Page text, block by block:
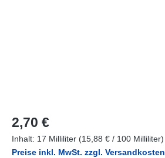
Regulärer Preis:
2,70 €
Inhalt: 17 Milliliter (15,88 € / 100 Milliliter)
Preise inkl. MwSt. zzgl. Versandkosten